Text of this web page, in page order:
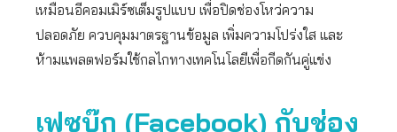
เหมือนอีคอมเมิร์ซเต็มรูปแบบ เพื่อปิดช่องโหว่ความ
ปลอดภัย ควบคุมมาตรฐานข้อมูล เพิ่มความโปร่งใส และ
ห้ามแพลตฟอร์มใช้กลไกทางเทคโนโลยีเพื่อกีดกันคู่แข่ง
เฟซบุ๊ก (Facebook) กับช่อง